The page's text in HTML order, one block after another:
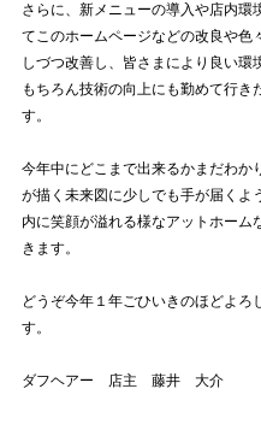
さらに、新メニューの導入や店内環
てこのホームページなどの改良や色
しづつ改善し、皆さまにより良い環
もちろん技術の向上にも勤めて行き
す。
今年中にどこまで出来るかまだわか
が描く未来図に少しでも手が届くよ
内に笑顔が溢れる様なアットホーム
きます。
どうぞ今年１年ごひいきのほどよろ
す。
ダフヘアー　店主　藤井　大介